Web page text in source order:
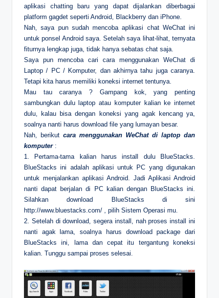
aplikasi chatting baru yang dapat dijalankan diberbagai
platform gagdet seperti Android, Blackberry dan iPhone.
Nah, saya pun sudah mencoba aplikasi chat WeChat ini
untuk ponsel Android saya. Setelah saya lihat-lihat, ternyata
fiturnya lengkap juga, tidak hanya sebatas chat saja.
Saya pun mencoba cari cara menggunakan WeChat di
Laptop / PC / Komputer, dan akhirnya tahu juga caranya.
Tetapi kita harus memiliki koneksi internet tentunya.
Mau tau caranya ? Gampang kok, yang penting
sambungkan dulu laptop atau komputer kalian ke internet
dulu, kalau bisa dengan koneksi yang agak kencang ya,
soalnya nanti harus download file yang lumayan besar.
Nah, berikut cara menggunakan WeChat di laptop dan
komputer:
1. Pertama-tama kalian harus install dulu BlueStacks.
BlueStacks ini adalah aplikasi untuk PC yang digunakan
untuk menjalankan aplikasi Android. Jadi Aplikasi Android
nanti dapat berjalan di PC kalian dengan BlueStacks ini.
Silahkan download BlueStacks di sini
http://www.bluestacks.com/ , pilih Sistem Operasi mu.
2. Setelah di download, segera install, nah proses install ini
nanti agak lama, soalnya harus download package dari
BlueStacks ini, lama dan cepat itu tergantung koneksi
kalian. Tunggu sampai proses selesai.